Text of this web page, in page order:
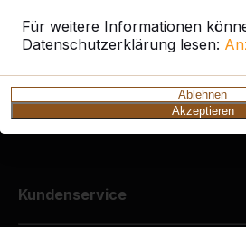
Für weitere Informationen
Datenschutzerklärung lesen:
Ablehnen
Akzeptieren
+49 212 934 77 25
info@HeBlad.de
Kundenservice